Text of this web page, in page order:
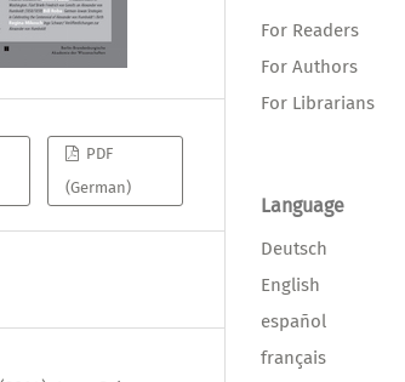
PDF
(German)
For Readers
For Authors
For Librarians
Language
Deutsch
English
español
français